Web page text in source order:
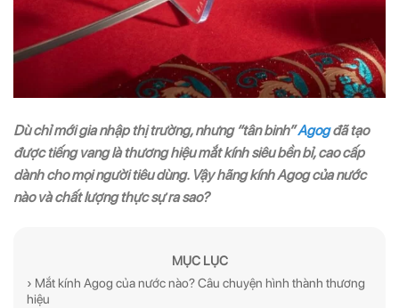
Dù chỉ mới gia nhập thị trường, nhưng “tân binh”Agogđã tạo
được tiếng vang là thương hiệu mắt kính siêu bền bỉ, cao cấp
dành cho mọi người tiêu dùng. Vậy hãng kính Agog của nước
nào và chất lượng thực sự ra sao?
MỤC LỤC
› Mắt kính Agog của nước nào? Câu chuyện hình thành thương
hiệu
ĐĂNG KÝ NGAY ĐỂ NHẬN
cho bạn!
ĐĂNG KÝ NGAY ĐỂ NHẬN
cho bạn!